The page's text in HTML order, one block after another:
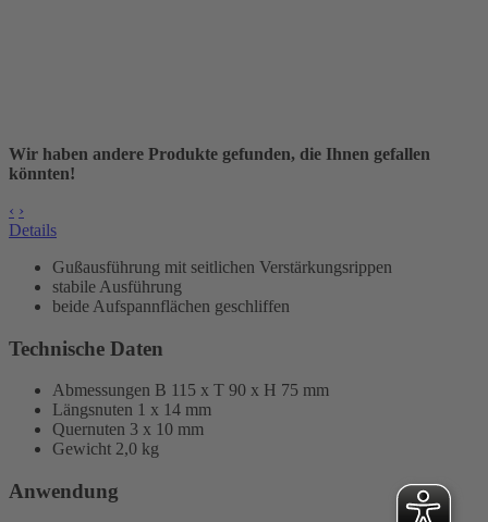
Wir haben andere Produkte gefunden, die Ihnen gefallen
könnten!
‹ ›
Details
Gußausführung mit seitlichen Verstärkungsrippen
stabile Ausführung
beide Aufspannflächen geschliffen
Technische Daten
Abmessungen B 115 x T 90 x H 75 mm
Längsnuten 1 x 14 mm
Quernuten 3 x 10 mm
Gewicht 2,0 kg
Anwendung